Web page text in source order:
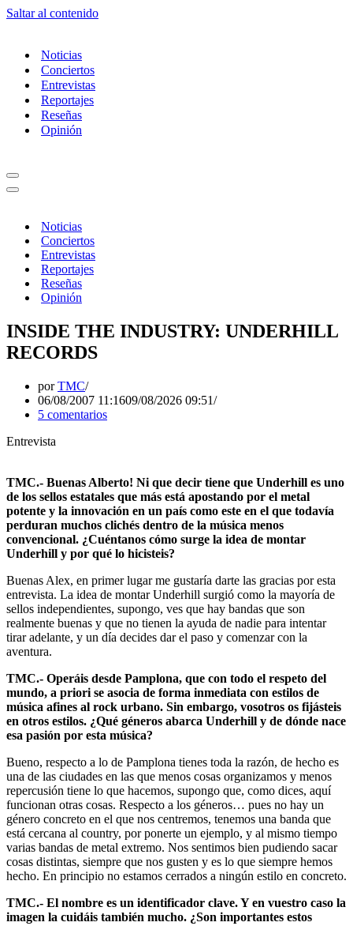
Saltar al contenido
Noticias
Conciertos
Entrevistas
Reportajes
Reseñas
Opinión
Menú
de
Menú
Noticias
Conciertos
Entrevistas
Reportajes
Reseñas
Opinión
INSIDE THE INDUSTRY: UNDERHILL
RECORDS
porTMC
06/08/2007 11:1609/08/2026 09:51
5 comentarios
Entrevista
TMC.- Buenas Alberto! Ni que decir tiene que Underhill es uno
de los sellos estatales que más está apostando por el metal
potente y la innovación en un país como este en el que todavía
perduran muchos clichés dentro de la música menos
convencional. ¿Cuéntanos cómo surge la idea de montar
Underhill y por qué lo hicisteis?
Buenas Alex, en primer lugar me gustaría darte las gracias por esta
entrevista. La idea de montar Underhill surgió como la mayoría de
sellos independientes, supongo, ves que hay bandas que son
realmente buenas y que no tienen la ayuda de nadie para intentar
tirar adelante, y un día decides dar el paso y comenzar con la
aventura.
TMC.- Operáis desde Pamplona, que con todo el respeto del
mundo, a priori se asocia de forma inmediata con estilos de
música afines al rock urbano. Sin embargo, vosotros os fijásteis
en otros estilos. ¿Qué géneros abarca Underhill y de dónde nace
esa pasión por esta música?
Bueno, respecto a lo de Pamplona tienes toda la razón, de hecho es
una de las ciudades en las que menos cosas organizamos y menos
repercusión tiene lo que hacemos, supongo que, como dices, aquí
funcionan otras cosas. Respecto a los géneros… pues no hay un
género concreto en el que nos centremos, tenemos una banda que
está cercana al country, por ponerte un ejemplo, y al mismo tiempo
varias bandas de metal extremo. Nos sentimos bien pudiendo sacar
cosas distintas, siempre que nos gusten y es lo que siempre hemos
hecho. En principio no estamos cerrados a ningún estilo en concreto.
TMC.- El nombre es un identificador clave. Y en vuestro caso la
imagen la cuidáis también mucho. ¿Son importantes estos